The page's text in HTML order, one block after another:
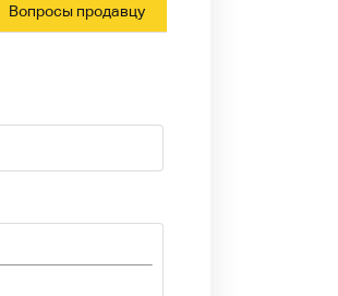
Вопросы продавцу